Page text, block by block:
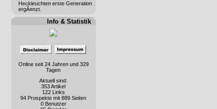
Heckleuchten erste Generation
ergÃ¤nzt.
Info & Statistik
Online seit 24 Jahren und 329
Tagen
Aktuell sind:
353 Artikel
122 Links
94 Prospekte mit 889 Seiten
0 Benutzer